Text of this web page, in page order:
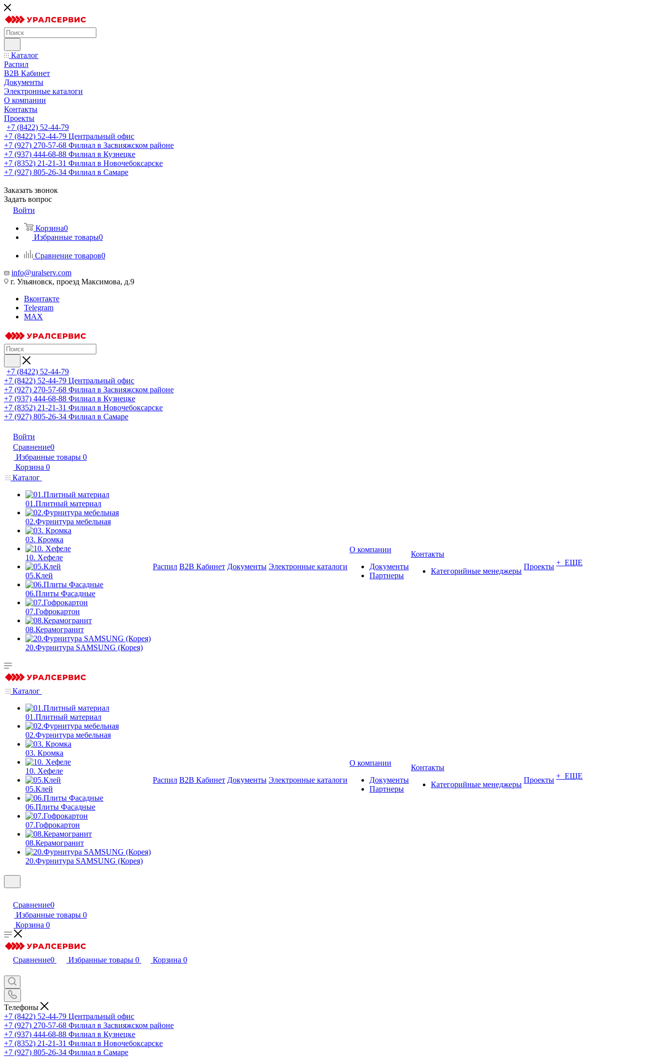
Каталог
Распил
B2B Кабинет
Документы
Электронные каталоги
О компании
Контакты
Проекты
+7 (8422) 52-44-79
+7 (8422) 52-44-79 Центральный офис
+7 (927) 270-57-68 Филиал в Засвияжском районе
+7 (937) 444-68-88 Филиал в Кузнецке
+7 (8352) 21-21-31 Филиал в Новочебоксарске
+7 (927) 805-26-34 Филиал в Самаре
Заказать звонок
Задать вопрос
Войти
Корзина0
Избранные товары0
Сравнение товаров0
info@uralserv.com
г. Ульяновск, проезд Максимова, д.9
Вконтакте
Telegram
MAX
+7 (8422) 52-44-79
+7 (8422) 52-44-79 Центральный офис
+7 (927) 270-57-68 Филиал в Засвияжском районе
+7 (937) 444-68-88 Филиал в Кузнецке
+7 (8352) 21-21-31 Филиал в Новочебоксарске
+7 (927) 805-26-34 Филиал в Самаре
Войти
Сравнение0
Избранные товары 0
Корзина 0
Каталог
01.Плитный материал
02.Фурнитура мебельная
03. Кромка
10. Хефеле
05.Клей
06.Плиты Фасадные
07.Гофрокартон
08.Керамогранит
20.Фурнитура SAMSUNG (Корея)
Распил B2B Кабинет Документы Электронные каталоги
О компании
Документы
Партнеры
Контакты
Категорийные менеджеры
Проекты + ЕЩЕ
Каталог
01.Плитный материал
02.Фурнитура мебельная
03. Кромка
10. Хефеле
05.Клей
06.Плиты Фасадные
07.Гофрокартон
08.Керамогранит
20.Фурнитура SAMSUNG (Корея)
Распил B2B Кабинет Документы Электронные каталоги
О компании
Документы
Партнеры
Контакты
Категорийные менеджеры
Проекты + ЕЩЕ
Сравнение0
Избранные товары 0
Корзина 0
Сравнение0 Избранные товары 0 Корзина 0
Телефоны
+7 (8422) 52-44-79 Центральный офис
+7 (927) 270-57-68 Филиал в Засвияжском районе
+7 (937) 444-68-88 Филиал в Кузнецке
+7 (8352) 21-21-31 Филиал в Новочебоксарске
+7 (927) 805-26-34 Филиал в Самаре